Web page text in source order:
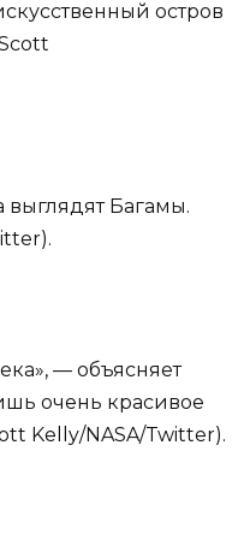
остров
выглядят Багамы.
— объясняет
очень красивое
Kelly/NASA/Twitter).